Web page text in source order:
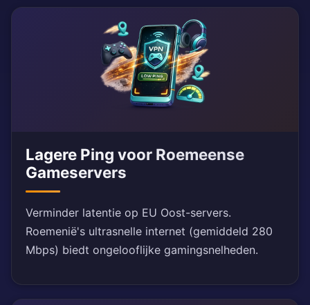
Lagere Ping voor Roemeense
Gameservers
Verminder latentie op EU Oost-servers.
Roemenië's ultrasnelle internet (gemiddeld 280
Mbps) biedt ongelooflijke gamingsnelheden.